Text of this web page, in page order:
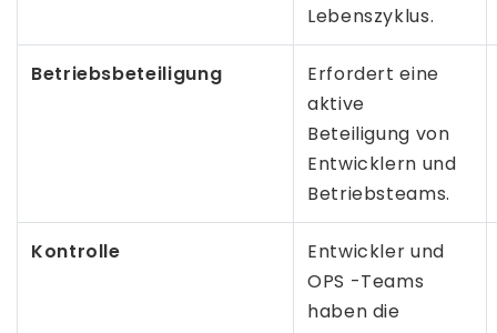
Lebenszyklus.
Betriebsbeteiligung
Erfordert eine
aktive
Beteiligung von
Entwicklern und
Betriebsteams.
Kontrolle
Entwickler und
OPS -Teams
haben die